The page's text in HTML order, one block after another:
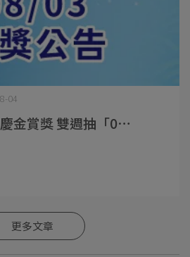
04
金賞獎 雙週抽「0⋯
更多文章